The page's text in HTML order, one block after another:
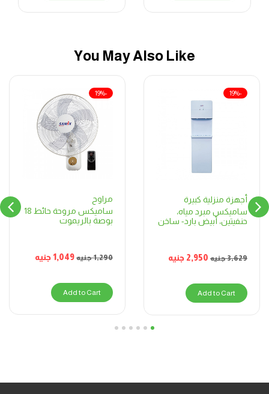
You May Also Like
أجهزة منزلية كبيرة
ساميكس مبرد مياه،
حنفيتين، أبيض بارد- ساخن
3,629جنيه 2,950 جنيه
-19%
Add to Cart
مراوح
ساميكس مروحة حائط 18
بوصة بالريموت
1,290جنيه 1,049جنيه
-19%
Add to Cart
1
2